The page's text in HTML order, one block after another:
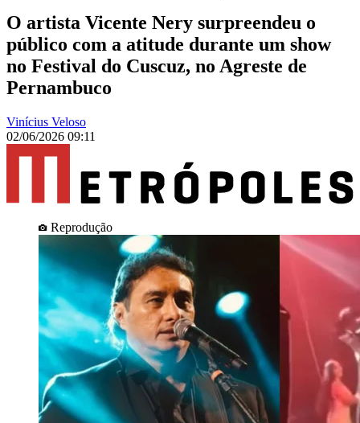
O artista Vicente Nery surpreendeu o
público com a atitude durante um show
no Festival do Cuscuz, no Agreste de
Pernambuco
Vinícius Veloso
02/06/2026 09:11
Reprodução